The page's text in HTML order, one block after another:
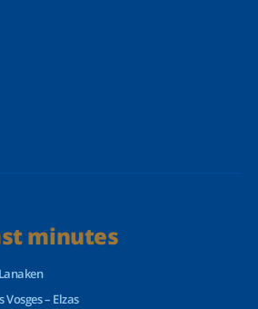
minutes
– Elzas